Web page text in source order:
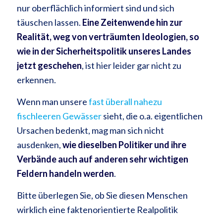
nur oberflächlich informiert sind und sich
täuschen lassen. Eine Zeitenwende hin zur
Realität, weg von verträumten Ideologien, so
wie in der Sicherheitspolitik unseres Landes
jetzt geschehen, ist hier leider gar nicht zu
erkennen.
Wenn man unserefast überall nahezu
fischleeren Gewässersieht, die o.a. eigentlichen
Ursachen bedenkt, mag man sich nicht
ausdenken,wie dieselben Politiker und ihre
Verbände auch auf anderen sehr wichtigen
Feldern handeln werden.
Bitte überlegen Sie, ob Sie diesen Menschen
wirklich eine faktenorientierte Realpolitik